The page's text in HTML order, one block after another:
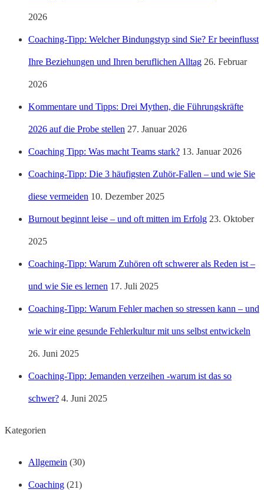
2026
Coaching-Tipp: Welcher Bindungstyp sind Sie? Er beeinflusst
Ihre Beziehungen und Ihren beruflichen Alltag 26. Februar
2026
Kommentare und Tipps: Drei Mythen, die Führungskräfte
2026 auf die Probe stellen 27. Januar 2026
Coaching Tipp: Was macht Teams stark? 13. Januar 2026
Coaching-Tipp: Die 3 häufigsten Zuhör-Fallen – und wie Sie
diese vermeiden 10. Dezember 2025
Burnout beginnt leise – und oft mitten im Erfolg 23. Oktober
2025
Coaching-Tipp: Warum Zuhören oft schwerer als Reden ist –
und wie Sie es lernen 17. Juli 2025
Coaching-Tipp: Warum Fehler machen so stressen kann – und
wie wir eine gesunde Fehlerkultur mit uns selbst entwickeln
26. Juni 2025
Coaching-Tipp: Jemanden verzeihen -warum ist das so
schwer? 4. Juni 2025
Kategorien
Allgemein (30)
Coaching (21)